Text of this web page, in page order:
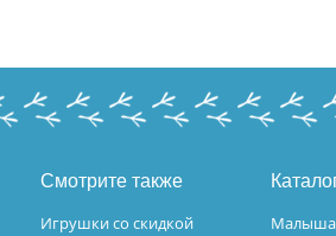
Смотрите также
Игрушки со скидкой